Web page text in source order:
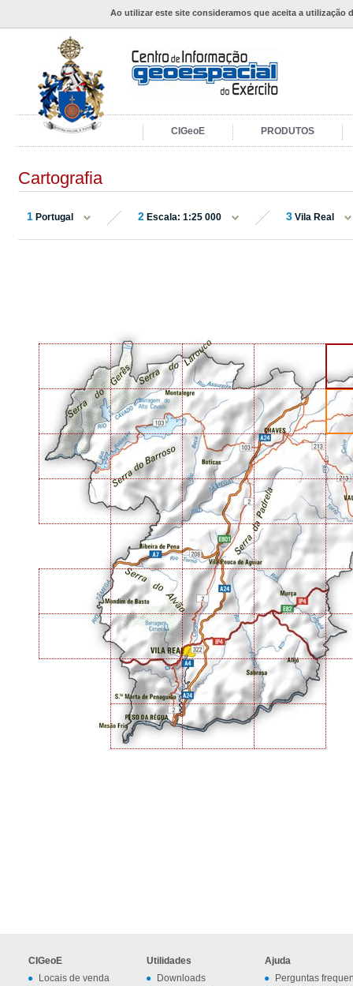
Ao utilizar este site consideramos que aceita a utilização
CIGeoE PRODUTOS
Cartografia
1 Portugal 2 Escala: 1:25 000 3 Vila Real
CIGeoE
Locais de venda
Utilidades
Downloads
Ajuda
Perguntas